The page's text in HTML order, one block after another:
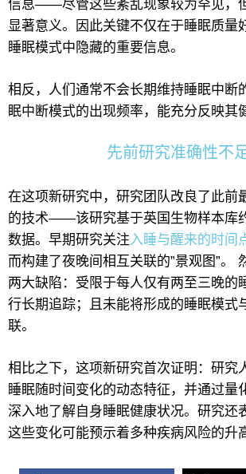
信息——尽管这些紊乱现象较为罕见，
显著意义。因此关键不仅在于睡眠质量
睡眠模式中隐藏的重要信息。
相反，人们通常不会长期维持睡眠中断
眠中断模式的出现频率，能充分反映其
先前研究准确性不
在这项新研究中，研究团队改良了此前
的技术——该研究基于英国生物样本库
数据。早期研究关注入睡与醒来的时间
而构建了夜晚间相互关联的”景观图”。
两大缺陷：受限于每人仅有两至三晚的
行长期追踪；且未能将形成的睡眠模式
联。
相比之下，这项新研究首次证明：研究
睡眠随时间变化的动态特征，并通过量
深入地了解自身睡眠健康状况。研究还
这些变化可能预示着多种疾病风险的升